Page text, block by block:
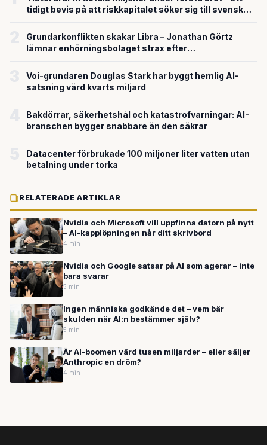
tidigt bevis på att riskkapitalet söker sig till svensk
Grundarkonflikten skakar Libra – Jonathan Görtz
lämnar enhörningsbolaget strax efter
Voi-grundaren Douglas Stark har byggt hemlig AI-
satsning värd kvarts miljard
Bakdörrar, säkerhetshål och katastrofvarningar: AI-
branschen bygger snabbare än den säkrar
Datacenter förbrukade 100 miljoner liter vatten utan
betalning under torka
RELATERADE ARTIKLAR
Nvidia och Microsoft vill uppfinna datorn på nytt
– AI-kapplöpningen når ditt skrivbord
4 min
Nvidia och Google satsar på AI som agerar – inte
bara svarar
5 min
Ingen människa godkände det – vem bär
skulden när AI:n bestämmer själv?
5 min
Är AI-boomen värd tusen miljarder – eller säljer
Anthropic en dröm?
4 min